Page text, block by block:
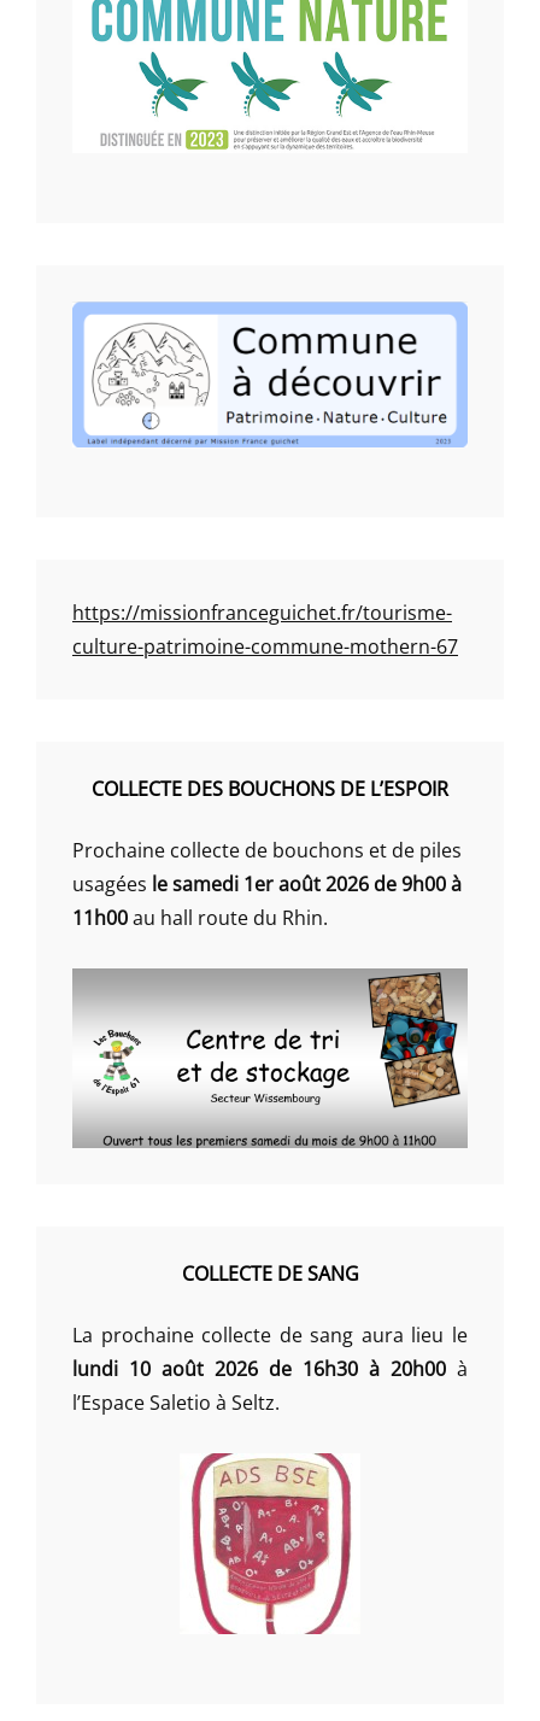
https://missionfranceguichet.fr/tourisme-
culture-patrimoine-commune-mothern-67
COLLECTE DES BOUCHONS DE L’ESPOIR
Prochaine collecte de bouchons et de piles
usagées le samedi 1er août 2026 de 9h00 à
11h00au hall route du Rhin.
COLLECTE DE SANG
La prochaine collecte de sang aura lieu le
lundi 10 août 2026 de 16h30 à 20h00 à
l’Espace Saletio à Seltz.